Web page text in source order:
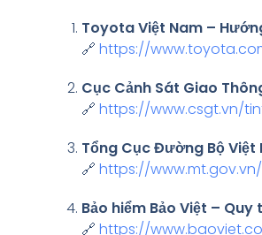
Toyota Việt Nam –
🔗 https://
Cục Cảnh Sát Giao
🔗 https://www.csgt.vn/
Tổng Cục Đường Bộ
🔗 https://
Bảo hiểm Bảo Việt –
🔗 https://